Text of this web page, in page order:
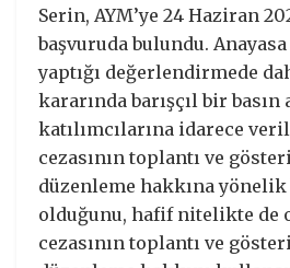
Serin, AYM’ye 24 Haziran
başvuruda bulundu.
yaptığı değerlendirmede
kararında barışçıl bir basın
katılımcılarına idarece
cezasının toplantı ve
düzenleme hakkına
olduğunu, hafif nitelikte de
cezasının toplantı ve